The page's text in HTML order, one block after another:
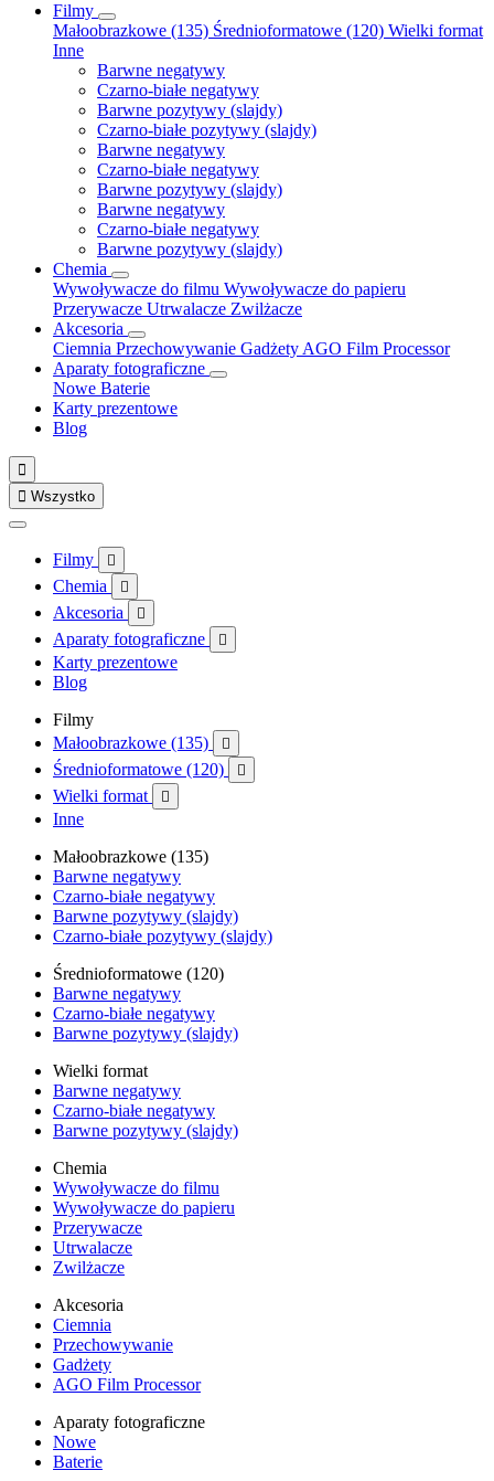
Filmy
Małoobrazkowe (135) Średnioformatowe (120) Wielki format
Inne
Barwne negatywy
Czarno-białe negatywy
Barwne pozytywy (slajdy)
Czarno-białe pozytywy (slajdy)
Barwne negatywy
Czarno-białe negatywy
Barwne pozytywy (slajdy)
Barwne negatywy
Czarno-białe negatywy
Barwne pozytywy (slajdy)
Chemia
Wywoływacze do filmu Wywoływacze do papieru
Przerywacze Utrwalacze Zwilżacze
Akcesoria
Ciemnia Przechowywanie Gadżety AGO Film Processor
Aparaty fotograficzne
Nowe Baterie
Karty prezentowe
Blog

 Wszystko
Filmy 
Chemia 
Akcesoria 
Aparaty fotograficzne 
Karty prezentowe
Blog
Filmy
Małoobrazkowe (135)

Średnioformatowe (120) 
Wielki format 
Inne
Małoobrazkowe (135)
Barwne negatywy
Czarno-białe negatywy
Barwne pozytywy (slajdy)
Czarno-białe pozytywy (slajdy)
Średnioformatowe (120)
Barwne negatywy
Czarno-białe negatywy
Barwne pozytywy (slajdy)
Wielki format
Barwne negatywy
Czarno-białe negatywy
Barwne pozytywy (slajdy)
Chemia
Wywoływacze do filmu
Wywoływacze do papieru
Przerywacze
Utrwalacze
Zwilżacze
Akcesoria
Ciemnia
Przechowywanie
Gadżety
AGO Film Processor
Aparaty fotograficzne
Nowe
Baterie